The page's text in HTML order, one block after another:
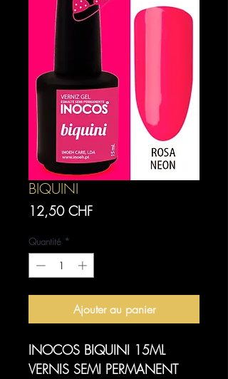
BIQUINI
12,50 CHFPrix
Quantité *
Ajouter au panier
INOCOS BIQUINI 15ML
VERNIS SEMI PERMANENT